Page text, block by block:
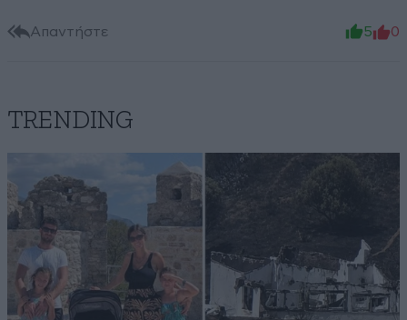
Απαντήστε 5 0
TRENDING